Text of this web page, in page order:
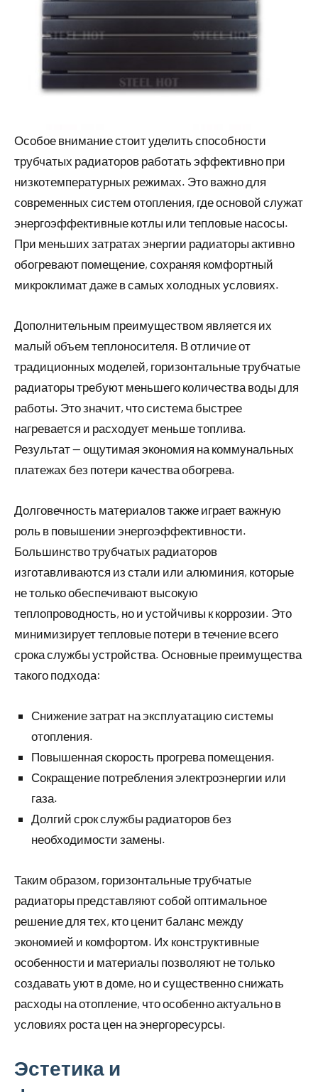
Особое внимание стоит уделить способности
трубчатых радиаторов работать эффективно при
низкотемпературных режимах. Это важно для
современных систем отопления, где основой служат
энергоэффективные котлы или тепловые насосы.
При меньших затратах энергии радиаторы активно
обогревают помещение, сохраняя комфортный
микроклимат даже в самых холодных условиях.
Дополнительным преимуществом является их
малый объем теплоносителя. В отличие от
традиционных моделей, горизонтальные трубчатые
радиаторы требуют меньшего количества воды для
работы. Это значит, что система быстрее
нагревается и расходует меньше топлива.
Результат — ощутимая экономия на коммунальных
платежах без потери качества обогрева.
Долговечность материалов также играет важную
роль в повышении энергоэффективности.
Большинство трубчатых радиаторов
изготавливаются из стали или алюминия, которые
не только обеспечивают высокую
теплопроводность, но и устойчивы к коррозии. Это
минимизирует тепловые потери в течение всего
срока службы устройства. Основные преимущества
такого подхода:
Снижение затрат на эксплуатацию системы
отопления.
Повышенная скорость прогрева помещения.
Сокращение потребления электроэнергии или
газа.
Долгий срок службы радиаторов без
необходимости замены.
Таким образом, горизонтальные трубчатые
радиаторы представляют собой оптимальное
решение для тех, кто ценит баланс между
экономией и комфортом. Их конструктивные
особенности и материалы позволяют не только
создавать уют в доме, но и существенно снижать
расходы на отопление, что особенно актуально в
условиях роста цен на энергоресурсы.
Эстетика и